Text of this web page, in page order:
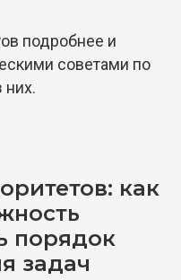
подробнее и
советами по
них.
как
порядок
задач